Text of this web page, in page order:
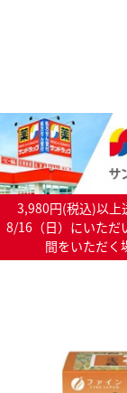
3,980円(税込)以上
8/16（日）にいただ
間をいただく